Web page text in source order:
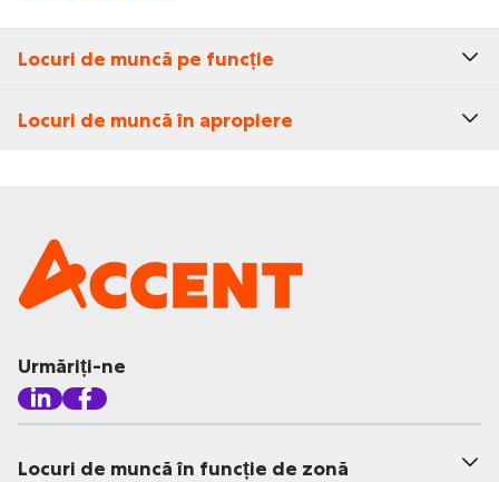
Locuri de muncă pe funcție
Locuri de muncă în apropiere
Urmăriți-ne
Locuri de muncă în funcție de zonă